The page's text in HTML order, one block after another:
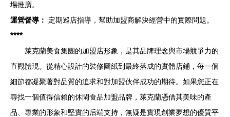
場推廣。
運營督導：
定期巡店指導，幫助加盟商解決經營中的實際問題。
****
萊克蘭美食集團的加盟店形象，是其品牌理念與市場競爭力的
直觀體現。從精心設計的裝修圖紙到最終落成的實體店鋪，每一個
細節都凝聚著對品質的追求和對加盟伙伴成功的期待。如果您正在
尋找一個值得信賴的休閑食品加盟品牌，萊克蘭憑借其美味的產
品、專業的形象和堅實的后端支持，無疑是實現創業夢想的優質平